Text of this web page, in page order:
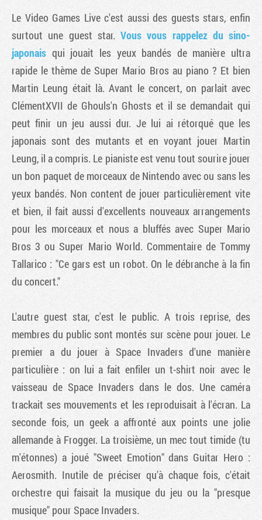
Le Video Games Live c'est aussi des guests stars, enfin
surtout une guest star. Vous vous rappelez du sino-
japonais qui jouait les yeux bandés de manière ultra
rapide le thème de Super Mario Bros au piano ? Et bien
Martin Leung était là. Avant le concert, on parlait avec
ClémentXVII de Ghouls'n Ghosts et il se demandait qui
peut finir un jeu aussi dur. Je lui ai rétorqué que les
japonais sont des mutants et en voyant jouer Martin
Leung, il a compris. Le pianiste est venu tout sourire jouer
un bon paquet de morceaux de Nintendo avec ou sans les
yeux bandés. Non content de jouer particulièrement vite
et bien, il fait aussi d'excellents nouveaux arrangements
pour les morceaux et nous a bluffés avec Super Mario
Bros 3 ou Super Mario World. Commentaire de Tommy
Tallarico : "Ce gars est un robot. On le débranche à la fin
du concert."
L'autre guest star, c'est le public. A trois reprise, des
membres du public sont montés sur scène pour jouer. Le
premier a du jouer à Space Invaders d'une manière
particulière : on lui a fait enfiler un t-shirt noir avec le
vaisseau de Space Invaders dans le dos. Une caméra
trackait ses mouvements et les reproduisait à l'écran. La
seconde fois, un geek a affronté aux points une jolie
allemande à Frogger. La troisième, un mec tout timide (tu
m'étonnes) a joué "Sweet Emotion" dansGuitar Hero :
Aerosmith. Inutile de préciser qu'à chaque fois, c'était
orchestre qui faisait la musique du jeu ou la "presque
musique" pour Space Invaders.